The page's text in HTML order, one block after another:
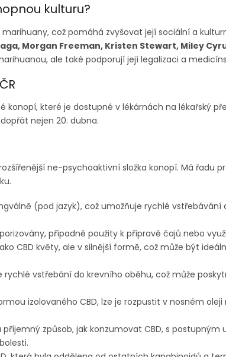
kulturu?
což pomáhá zvyšovat její sociální a
Morgan Freeman, Kristen Stewart, Miley
ale také podporují její legalizaci a
konopí, které je dostupné v lékárnách na lékařský
nejen 20. dubna.
ne-psychoaktivní složka konopí. Má řadu
(pod jazyk), což umožňuje rychlé vstřebávání
případně použity k přípravě čajů nebo
CBD květy, ale v silnější formě, což může být
rychlé vstřebání do krevního oběhu, což může
izolovaného CBD, lze je rozpustit v nosném
způsob, jak konzumovat CBD, s